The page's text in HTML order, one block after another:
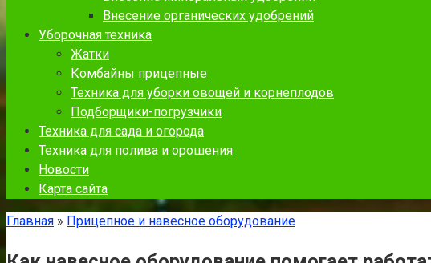
Внесение органических удобрений
Уборочная техника
Жатки
Комбайны прицепные
Техника для уборки овощей и корнеплодов
Подборщики-погрузчики
Техника для сада и огорода
Техника для полива и орошения
Новости
Карта сайта
Главная » Прицепное и навесное оборудование